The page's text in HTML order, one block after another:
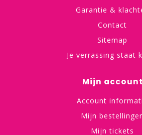
Garantie &
Contact
Sitemap
Je verrassing staat
Mijn account
Account
Mijn
Mijn tickets